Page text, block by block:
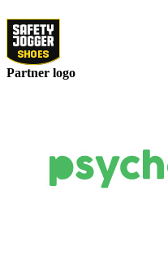
Partner logo